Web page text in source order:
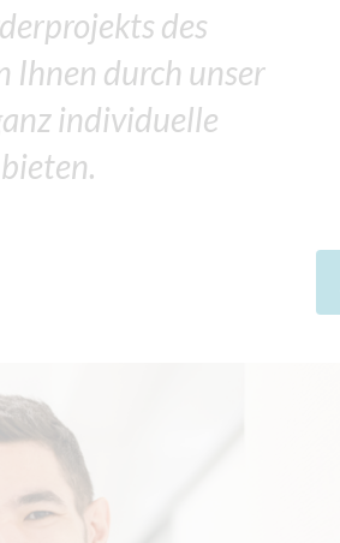
des
Ihnen durch unser
individuelle